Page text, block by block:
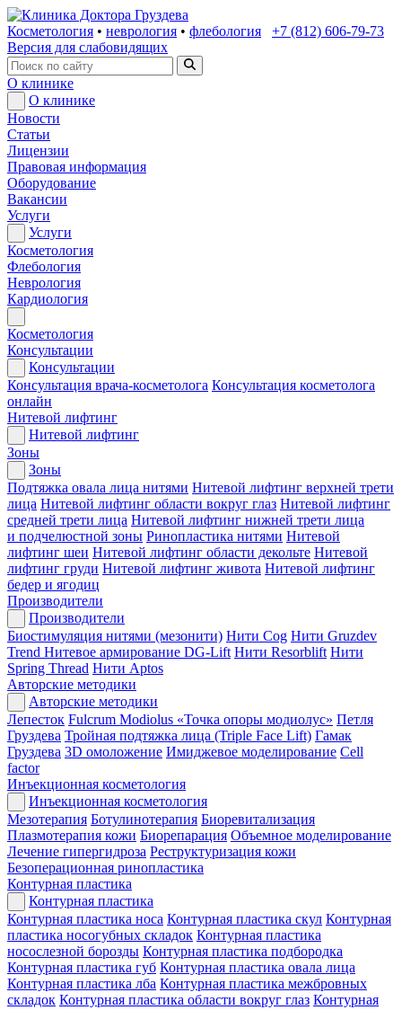
Косметология • неврология • флебология
+7 (812) 606-79-73
Версия для слабовидящих
О клинике
О клинике
Новости
Статьи
Лицензии
Правовая информация
Оборудование
Вакансии
Услуги
Услуги
Косметология
Флебология
Неврология
Кардиология
Косметология
Консультации
Консультации
Консультация врача-косметолога Консультация косметолога
онлайн
Нитевой лифтинг
Нитевой лифтинг
Зоны
Зоны
Подтяжка овала лица нитями Нитевой лифтинг верхней трети
лица Нитевой лифтинг области вокруг глаз Нитевой лифтинг
средней трети лица Нитевой лифтинг нижней трети лица
и подчелюстной зоны Ринопластика нитями Нитевой
лифтинг шеи Нитевой лифтинг области декольте Нитевой
лифтинг груди Нитевой лифтинг живота Нитевой лифтинг
бедер и ягодиц
Производители
Производители
Биостимуляция нитями (мезонити) Нити Cog Нити Gruzdev
Trend Нитевое армирование DG-Lift Нити Resorblift Нити
Spring Thread Нити Aptos
Авторские методики
Авторские методики
Лепесток Fulcrum Modiolus «Точка опоры модиолус» Петля
Груздева Тройная подтяжка лица (Triple Face Lift) Гамак
Груздева 3D омоложение Имиджевое моделирование Cell
factor
Инъекционная косметология
Инъекционная косметология
Мезотерапия Ботулинотерапия Биоревитализация
Плазмотерапия кожи Биорепарация Объемное моделирование
Лечение гипергидроза Реструктуризация кожи
Безоперационная ринопластика
Контурная пластика
Контурная пластика
Контурная пластика носа Контурная пластика скул Контурная
пластика носогубных складок Контурная пластика
носослезной борозды Контурная пластика подбородка
Контурная пластика губ Контурная пластика овала лица
Контурная пластика лба Контурная пластика межбровных
складок Контурная пластика области вокруг глаз Контурная